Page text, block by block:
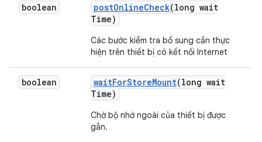
boolean postOnlineCheck(long wait
Time)
Các bước kiểm tra bổ sung cần thực
hiện trên thiết bị có kết nối Internet
boolean waitForStoreMount(long wait
Time)
Chờ bộ nhớ ngoài của thiết bị được
gắn.